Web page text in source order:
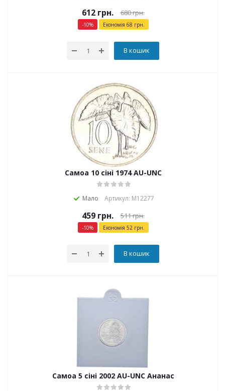
612грн. 680грн.
-10% Економія 68 грн.
В кошик
Самоа 10 сіні 1974 AU-UNC
Мало Артикул: М12277
459грн. 511грн.
-10% Економія 52грн.
В кошик
Самоа 5 сіні 2002 AU-UNC Ананас